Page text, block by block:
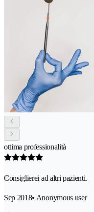
ottima professionalità
Consiglierei ad altri pazienti.
Sep 2018• Anonymous user